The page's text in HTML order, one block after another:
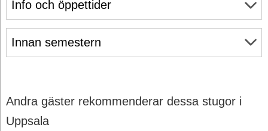
Info och öppettider
Innan semestern
Andra gäster rekommenderar dessa stugor i
Uppsala